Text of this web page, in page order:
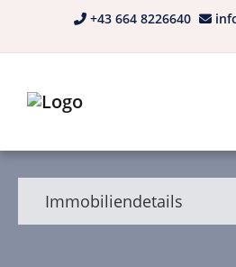
+43 664 8226640
Immobiliendetails